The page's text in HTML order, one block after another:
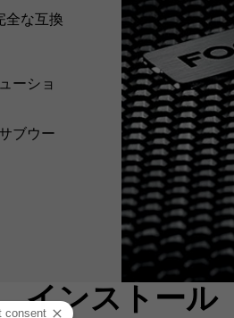
な互換
ーショ
ブウー
インストール